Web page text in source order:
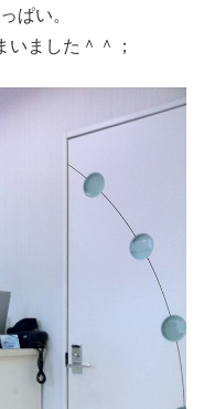
ぱい。
ました＾＾；